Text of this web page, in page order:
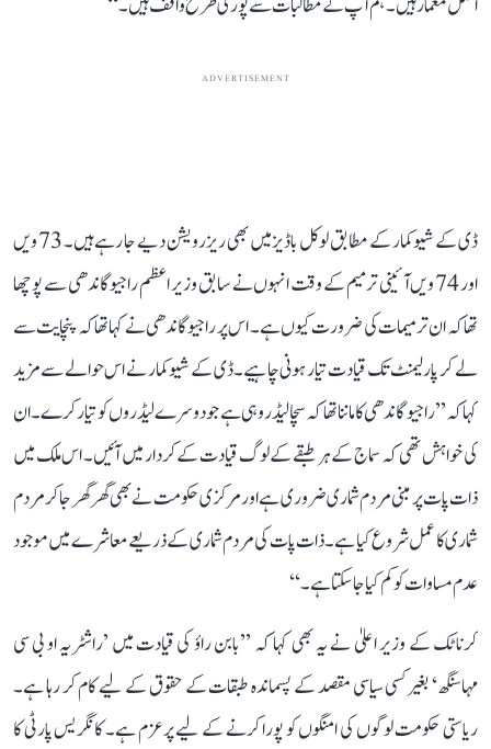
ADVERTISEMENT
ڈی کے شیو کمار کے مطابق لوکل باڈیز میں بھی ریزرویشن دیے جا رہے ہیں۔ 73 ویں
اور 74 ویں آئینی ترمیم کے وقت انہوں نے سابق وزیر اعظم راجیو گاندھی سے پوچھا
تھا کہ ان ترمیمات کی ضرورت کیوں ہے۔ اس پر راجیو گاندھی نے کہا تھا کہ پنچایت سے
لے کر پارلیمنٹ تک قیادت تیار ہونی چاہیے۔ ڈی کے شیوکمار نے اس حوالے سے مزید
کہا کہ ’’راجیو گاندھی کا ماننا تھا کہ سچا لیڈر وہی ہے جو دوسرے لیڈروں کو تیار کرے۔ ان
کی خواہش تھی کہ سماج کے ہر طبقے کے لوگ قیادت کے کردار میں آئیں۔ اس ملک میں
ذات پات پر مبنی مردم شماری ضروری ہے اور مرکزی حکومت نے بھی گھر گھر جا کر مردم
شماری کا عمل شروع کیا ہے۔ ذات پات کی مردم شماری کے ذریعے معاشرے میں موجود
عدم مساوات کو کم کیا جا سکتا ہے۔‘‘
کرناٹک کے وزیر اعلیٰ نے یہ بھی کہا کہ ’’بابن راؤ کی قیادت میں ’راشٹریہ او بی سی
مہاسنگھ‘ بغیر کسی سیاسی مقصد کے پسماندہ طبقات کے حقوق کے لیے کام کر رہا ہے۔
ریاستی حکومت لوگوں کی امنگوں کو پورا کرنے کے لیے پرعزم ہے۔ کانگریس پارٹی کا